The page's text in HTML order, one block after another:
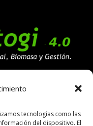
tecnologías como las
del dispositivo. El